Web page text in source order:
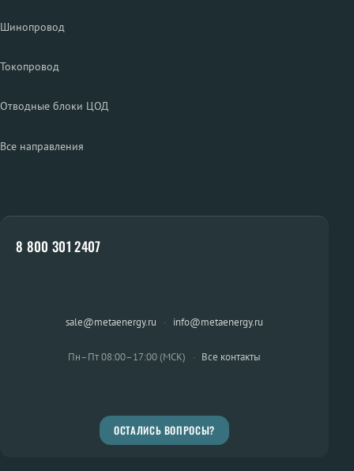
Шинопровод
Токопровод
Отводные блоки ЦОД
Все направления
8 800 301 2407
sale@metaenergy.ru · info@metaenergy.ru
Пн–Пт 08:00–17:00 (МСК) · Все контакты
ОСТАЛИСЬ ВОПРОСЫ?